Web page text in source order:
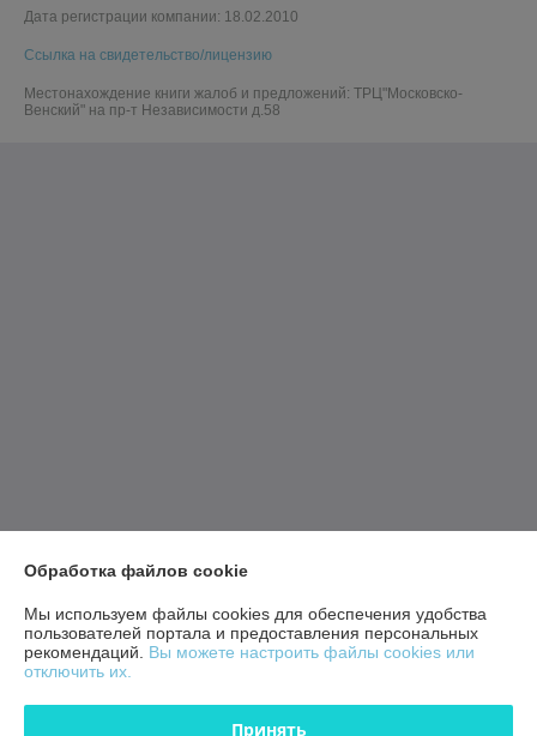
Дата регистрации компании: 18.02.2010
Ссылка на свидетельство/лицензию
Местонахождение книги жалоб и предложений: ТРЦ"Московско-
Венский" на пр-т Независимости д.58
Обработка файлов cookie
Мы используем файлы cookies для обеспечения удобства
пользователей портала и предоставления персональных
рекомендаций. Вы можете настроить файлы cookies или
отключить их.
Принять